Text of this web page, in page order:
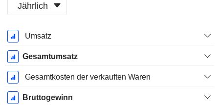
Jährlich
Ende d.
Geschäftsjahres:
Dezember
Umsatz
Gesamtumsatz
Gesamtkosten der verkauften Waren
Bruttogewinn